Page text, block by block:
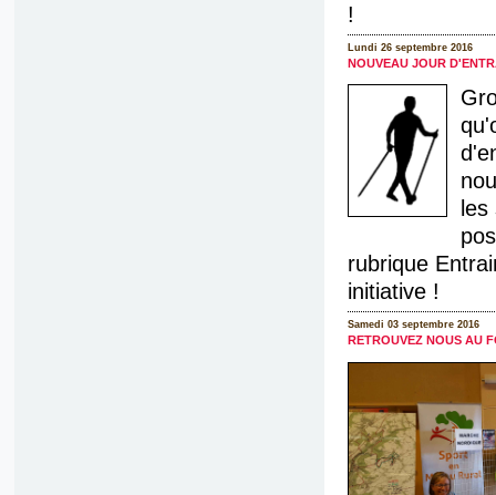
!
Lundi 26 septembre 2016
NOUVEAU JOUR
rubrique
initiative !
Samedi 03 septembre 2016
RETROUVEZ NOUS AU